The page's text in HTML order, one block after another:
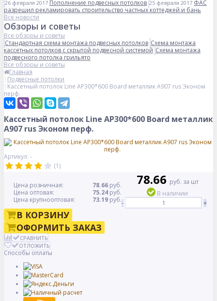
26 февраля 2017 Пополнение подвесных потолков 25 февраля 2017 ФАС
разрешил рекламировать строительство частных коттеджей и бань
Все новости
Обзоры и советы
Все обзоры и советы
Стандартная схема монтажа подвесных потолков Схема монтажа
кассетных потолков с скрытой подвесной системой Схема монтажа
подвесного потолка грильято
Все обзоры и советы
Главная
Подвесные потолки
Кассетный потолок Line AP300*600 Board металлик А907 rus Эконом
перф.
Кассетный потолок Line AP300*600 Board металлик
А907 rus Эконом перф.
Артикул: -
(1)
Цена розничная: 78.66 руб.
Цена оптовая:
75.24 руб.
Цена крупнооптовая:
73.19 руб.
78.66 руб. за шт
В наличии
-
+
В КОРЗИНУ
ОФОРМИТЬ ЗАКАЗ
СРАВНИТЬ
ОТЛОЖИТЬ
Способы оплаты